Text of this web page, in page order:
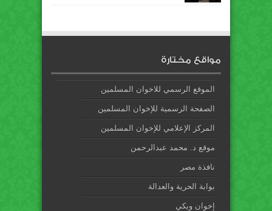
مواقع مختارة
الموقع الرسمي للاخوان المسلمين
الصفحة الرسمية للإخوان المسلمين
المركز الإعلامي للإخوان المسلمين
موقع د. محمد عبدالرحمن
نافذة مصر
بوابة الحرية والعدالة
إخوان ويكي